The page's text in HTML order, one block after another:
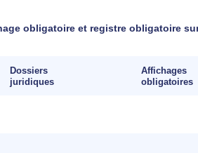
Dossiers
juridiques
Affichages
obligatoires